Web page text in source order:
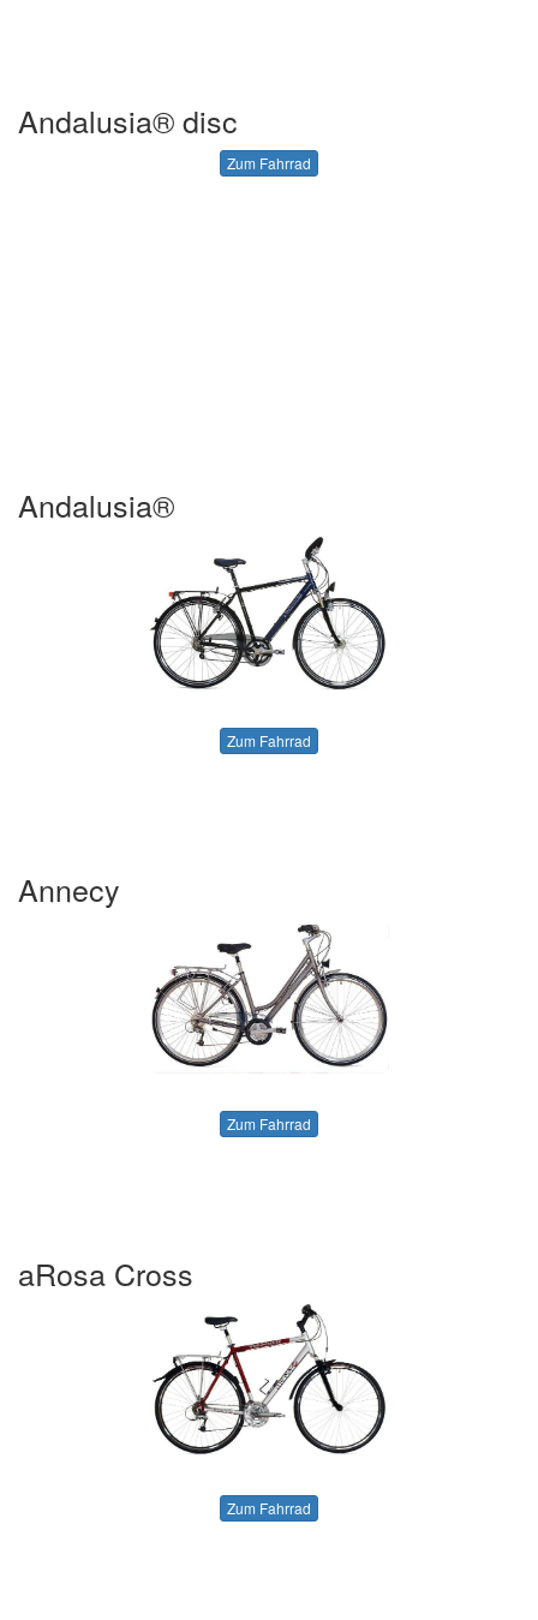
Andalusia® disc
Zum Fahrrad
Andalusia®
Zum Fahrrad
Annecy
Zum Fahrrad
aRosa Cross
Zum Fahrrad